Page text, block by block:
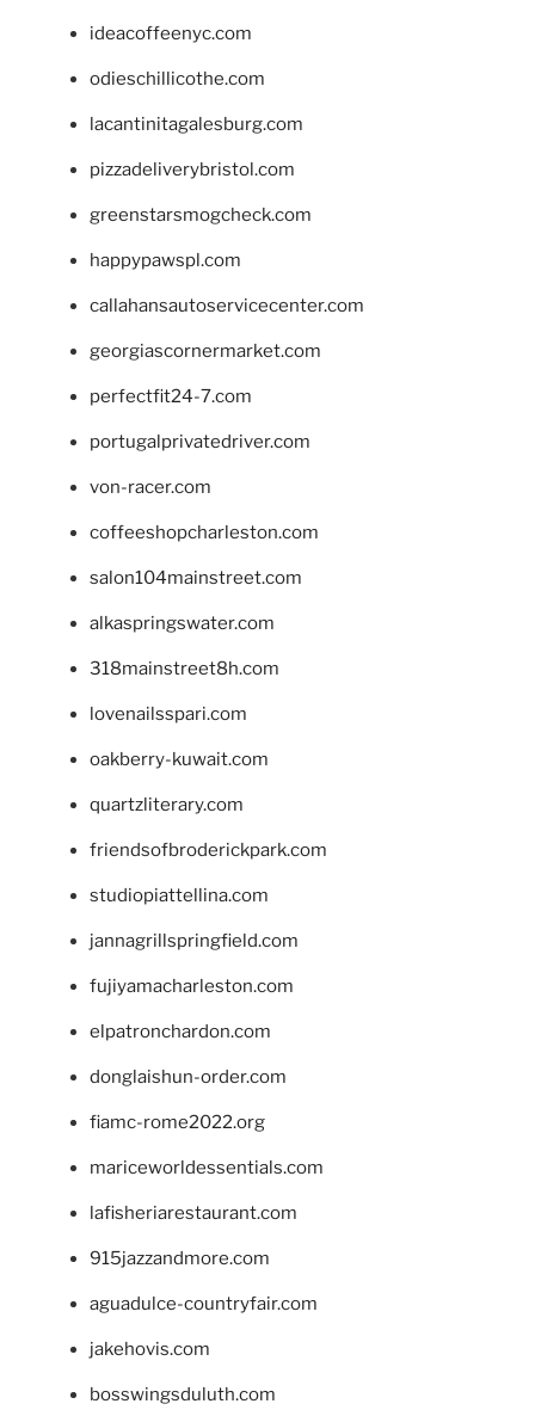
ideacoffeenyc.com
odieschillicothe.com
lacantinitagalesburg.com
pizzadeliverybristol.com
greenstarsmogcheck.com
happypawspl.com
callahansautoservicecenter.com
georgiascornermarket.com
perfectfit24-7.com
portugalprivatedriver.com
von-racer.com
coffeeshopcharleston.com
salon104mainstreet.com
alkaspringswater.com
318mainstreet8h.com
lovenailsspari.com
oakberry-kuwait.com
quartzliterary.com
friendsofbroderickpark.com
studiopiattellina.com
jannagrillspringfield.com
fujiyamacharleston.com
elpatronchardon.com
donglaishun-order.com
fiamc-rome2022.org
mariceworldessentials.com
lafisheriarestaurant.com
915jazzandmore.com
aguadulce-countryfair.com
jakehovis.com
bosswingsduluth.com